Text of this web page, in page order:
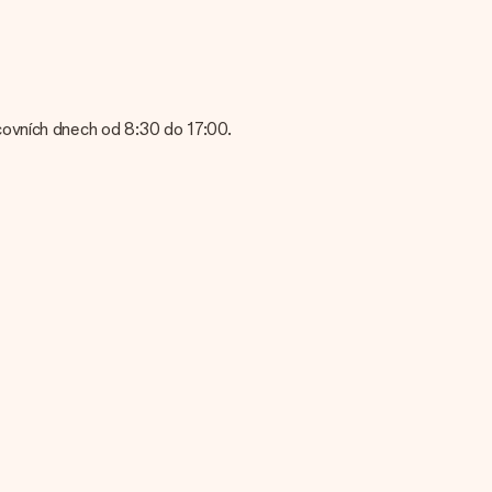
prosím náš zákaznický servis. Jsou rádi, že vám
zprávu, takže příjemce bude přesně vědět, komu za toto
že váš dar je připraven být doručen nebo že může být
dnech od 8:30 do 17:00.